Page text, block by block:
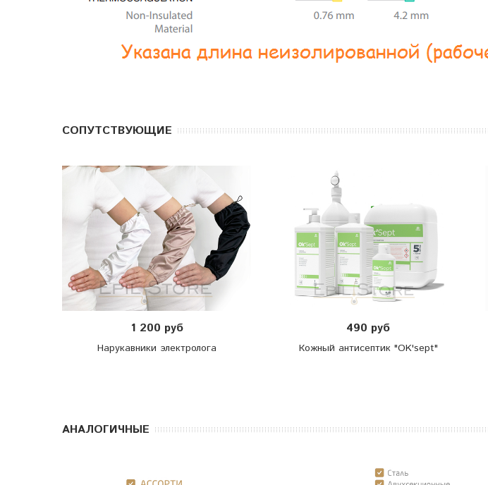
CОПУТСТВУЮЩИЕ
1 200 руб
Нарукавники электролога
490 руб
Кожный антисептик "OK'sept"
АНАЛОГИЧНЫЕ